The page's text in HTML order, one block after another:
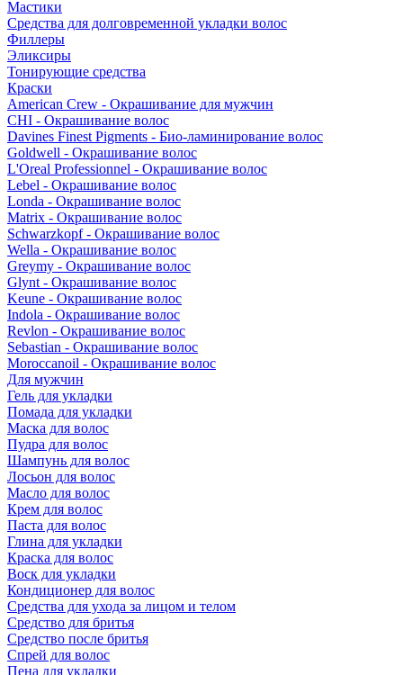
Мастики
Средства для долговременной укладки волос
Филлеры
Эликсиры
Тонирующие средства
Краски
American Crew - Окрашивание для мужчин
CHI - Окрашивание волос
Davines Finest Pigments - Био-ламинирование волос
Goldwell - Окрашивание волос
L'Oreal Professionnel - Окрашивание волос
Lebel - Окрашивание волос
Londa - Окрашивание волос
Matrix - Окрашивание волос
Schwarzkopf - Окрашивание волос
Wella - Окрашивание волос
Greymy - Окрашивание волос
Glynt - Окрашивание волос
Keune - Окрашивание волос
Indola - Окрашивание волос
Revlon - Окрашивание волос
Sebastian - Окрашивание волос
Moroccanoil - Окрашивание волос
Для мужчин
Гель для укладки
Помада для укладки
Маска для волос
Пудра для волос
Шампунь для волос
Лосьон для волос
Масло для волос
Крем для волос
Паста для волос
Глина для укладки
Краска для волос
Воск для укладки
Кондиционер для волос
Средства для ухода за лицом и телом
Средство для бритья
Средство после бритья
Спрей для волос
Пена для укладки